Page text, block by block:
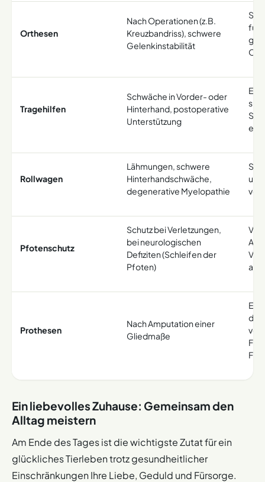
Orthesen
Nach Operationen (z.B.
Kreuzbandriss), schwere
Gelenkinstabilität
Tragehilfen
Schwäche in Vorder- oder
Hinterhand, postoperative
Unterstützung
Rollwagen
Lähmungen, schwere
Hinterhandschwäche,
degenerative Myelopathie
Pfotenschutz
Schutz bei Verletzungen,
bei neurologischen
Defiziten (Schleifen der
Pfoten)
auf
Prothesen
Nach Amputation einer
Gliedmaße
des
Ein liebevolles Zuhause: Gemeinsam den
Alltag meistern
Am Ende des Tages ist die wichtigste Zutat für ein
glückliches Tierleben trotz gesundheitlicher
Einschränkungen Ihre Liebe, Geduld und Fürsorge.